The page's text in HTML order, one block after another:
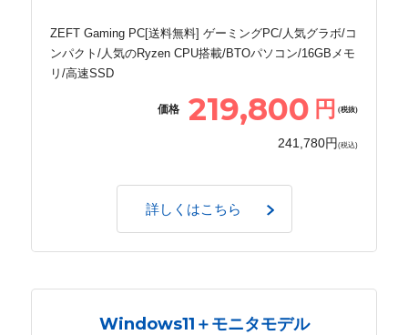
ZEFT Gaming PC[送料無料] ゲーミングPC/人気グラボ/コ
ンパクト/人気のRyzen CPU搭載/BTOパソコン/16GBメモ
リ/高速SSD
価格 219,800 円 (税抜)
241,780円 (税込)
詳しくはこちら
Windows11＋モニタモデル